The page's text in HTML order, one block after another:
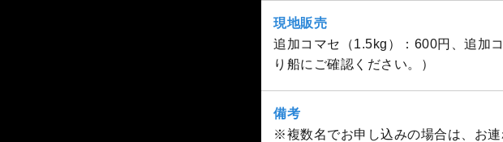
現地販売
追加コマセ（1.5kg）：600円、追加
り船にご確認ください。）
備考
※複数名でお申し込みの場合は、お